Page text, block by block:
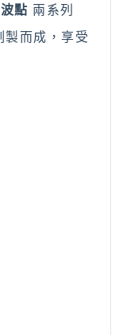
波點 兩系列
製而成，享受